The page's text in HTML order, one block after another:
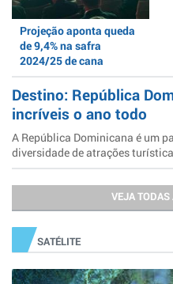
Projeção aponta queda
de 9,4% na safra
2024/25 de cana
Destino: República
incríveis o ano todo
A República Dominicana é um
diversidade de atrações
VEJA TODAS
SATÉLITE